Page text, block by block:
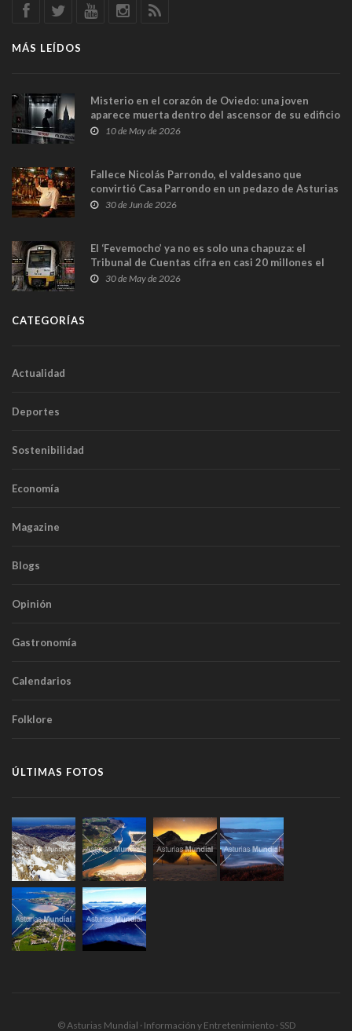
MÁS LEÍDOS
Misterio en el corazón de Oviedo: una joven
aparece muerta dentro del ascensor de su edificio
y las cámaras captan sus últimos minutos
10 de May de 2026
Fallece Nicolás Parrondo, el valdesano que
convirtió Casa Parrondo en un pedazo de Asturias
en Madrid
30 de Jun de 2026
El ‘Fevemocho’ ya no es solo una chapuza: el
Tribunal de Cuentas cifra en casi 20 millones el
sobrecoste de los trenes que no cabían por los
30 de May de 2026
CATEGORÍAS
Actualidad
Deportes
Sostenibilidad
Economía
Magazine
Blogs
Opinión
Gastronomía
Calendarios
Folklore
ÚLTIMAS FOTOS
© Asturias Mundial · Información y Entretenimiento · SSD